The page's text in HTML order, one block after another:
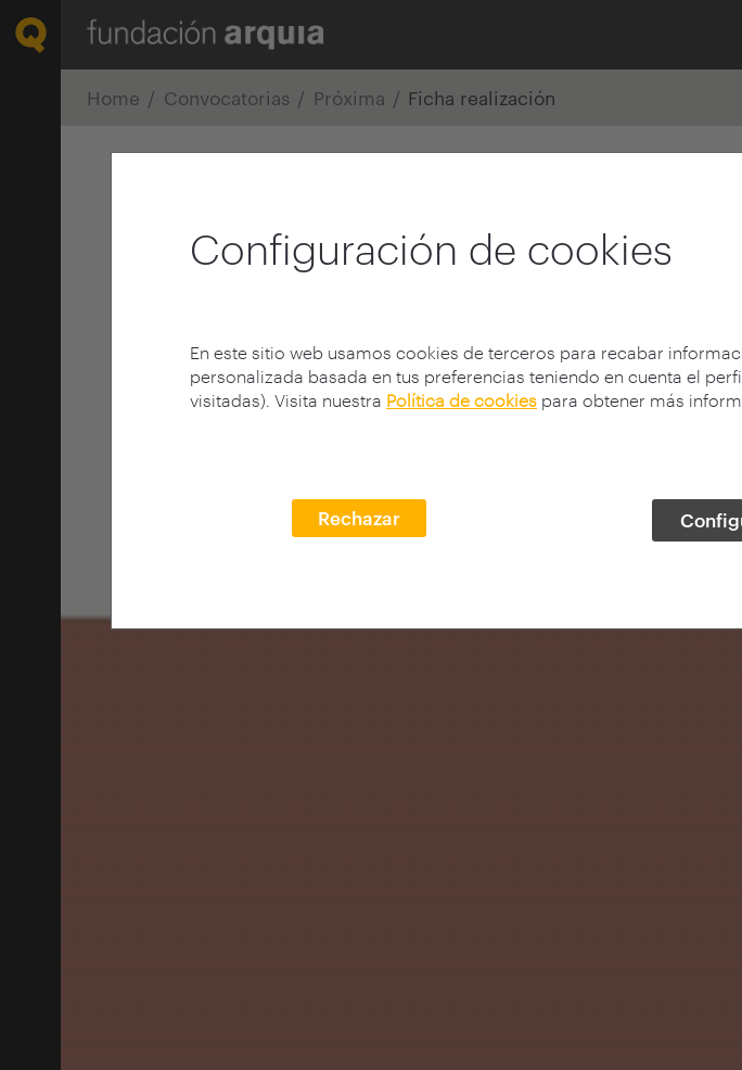
Configuración de cookies
En este sitio web usamos cookies de terceros para recabar
personalizada basada en tus preferencias teniendo en cuenta el
visitadas). Visita nuestra Política de cookies para obtener más
Rechazar
Home Convocatorias Próxima Ficha realización